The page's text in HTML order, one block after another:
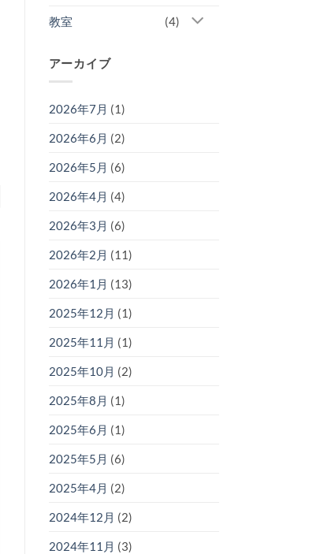
教室 (4)
アーカイブ
2026年7月 (1)
2026年6月 (2)
2026年5月 (6)
2026年4月 (4)
2026年3月 (6)
2026年2月 (11)
2026年1月 (13)
2025年12月 (1)
2025年11月 (1)
2025年10月 (2)
2025年8月 (1)
2025年6月 (1)
2025年5月 (6)
2025年4月 (2)
2024年12月 (2)
2024年11月 (3)